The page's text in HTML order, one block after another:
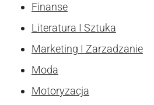
Finanse
Literatura I Sztuka
Marketing I Zarzadzanie
Moda
Motoryzacja